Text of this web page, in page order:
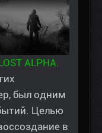
ALPHA.
был одним
Целью
в